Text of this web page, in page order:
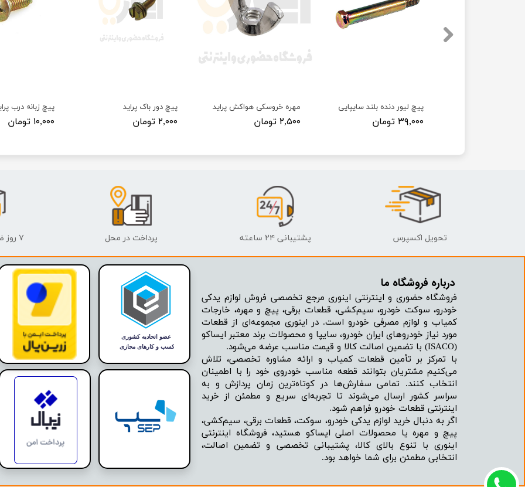
پیچ زبانه درب
۱۰,۰۰۰ تومان
پیچ دور باک پراید
۲,۰۰۰ تومان
مهره خروسکی هواکش پراید
۲,۵۰۰ تومان
پیچ لیور دنده بلند سایپایی
۳۹,۰۰۰ تومان
فروشگاه حضوری و اینترنتی اینوری مرجع تخصصی فروش لوازم یدکی
خودرو، سوکت خودرو، سیم‌کشی، قطعات برقی، پیچ و مهره، خارجات
کمیاب و لوازم مصرفی خودرو است. در اینوری مجموعه‌ای از قطعات
مورد نیاز خودروهای ایران خودرو، سایپا و محصولات برند معتبر ایساکو
(ISACO) با تضمین اصالت کالا و قیمت مناسب عرضه می‌شود.
با تمرکز بر تأمین قطعات کمیاب و ارائه مشاوره تخصصی، تلاش
می‌کنیم مشتریان بتوانند قطعه مناسب خودروی خود را با اطمینان
انتخاب کنند. تمامی سفارش‌ها در کوتاه‌ترین زمان پردازش و به
سراسر کشور ارسال می‌شوند تا تجربه‌ای سریع و مطمئن از خرید
اینترنتی قطعات خودرو فراهم شود.
اگر به دنبال خرید لوازم یدکی خودرو، سوکت، قطعات برقی، سیم‌کشی،
پیچ و مهره یا محصولات اصلی ایساکو هستید، فروشگاه اینترنتی
اینوری با تنوع بالای کالا، پشتیبانی تخصصی و تضمین اصالت،
انتخابی مطمئن برای شما خواهد بود.
درباره فروشگاه ما​​​​​​​
تحویل اکسپرس پشتیبانی ۲۴ ساعته پرداخت در محل ۷ روز ضمانت بازگشت